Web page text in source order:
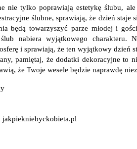
nie tylko poprawiają estetykę ślubu,
ślubne, sprawiają, że dzień staje
będą towarzyszyć parze młodej i
nabiera wyjątkowego charakteru.
i sprawiają, że ten wyjątkowy dzień
pamiętaj, że dodatki dekoracyjne
że Twoje wesele będzie naprawdę
jakpiekniebyckobieta.pl